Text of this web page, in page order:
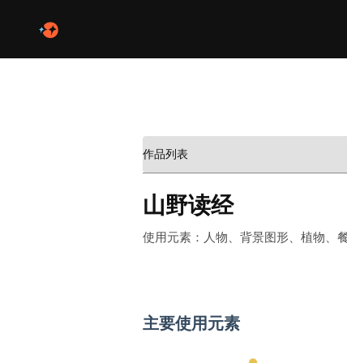
作品列表
山野读经
使用元素：人物、背景图形、植物、
主要使用元素